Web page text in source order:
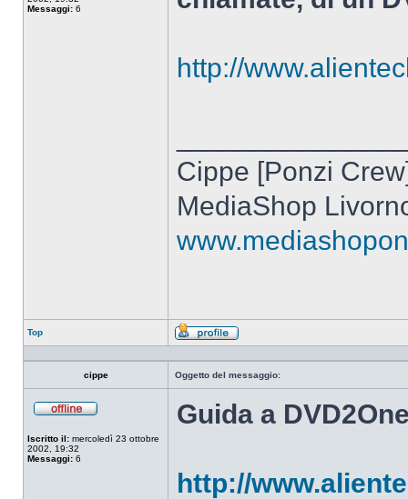
Messaggi: 6
http://
Cippe [Ponzi
MediaShop
Top
Profilo
cippe Oggetto del messaggio:
Iscritto il: mercoledì 23 ottobre
2002, 19:32
Messaggi: 6
Guida a
http://